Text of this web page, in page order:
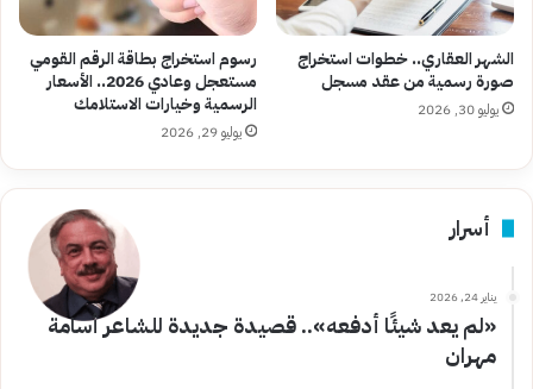
الشهر العقاري.. خطوات استخراج
صورة رسمية من عقد مسجل
يوليو 30, 2026
رسوم استخراج بطاقة الرقم القومي
مستعجل وعادي 2026.. الأسعار
الرسمية وخيارات الاستلامك
يوليو 29, 2026
أسرار
يناير 24, 2026
«لم يعد شيئًا أدفعه».. قصيدة جديدة للشاعر أسامة
مهران